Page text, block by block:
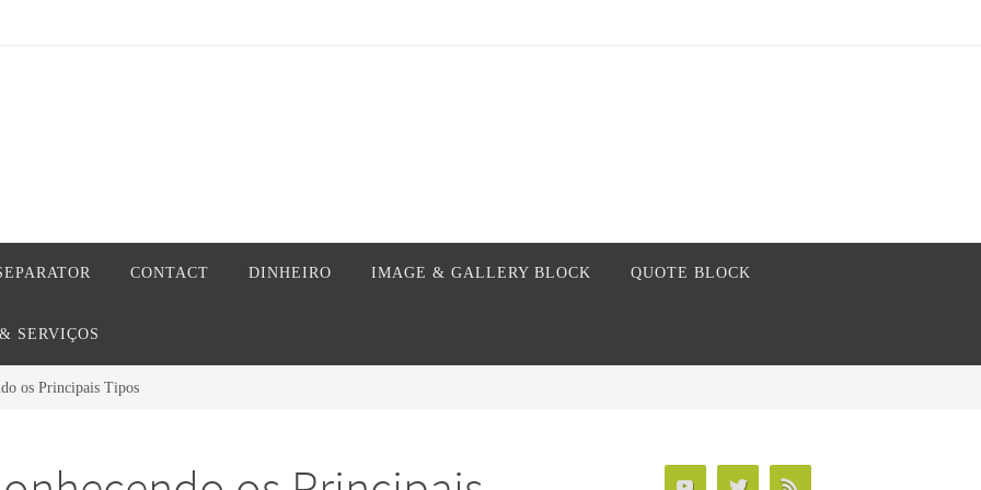
CONTACT DINHEIRO IMAGE & GALLERY BLOCK QUOTE BLOCK
SERVIÇOS
os Principais Tipos